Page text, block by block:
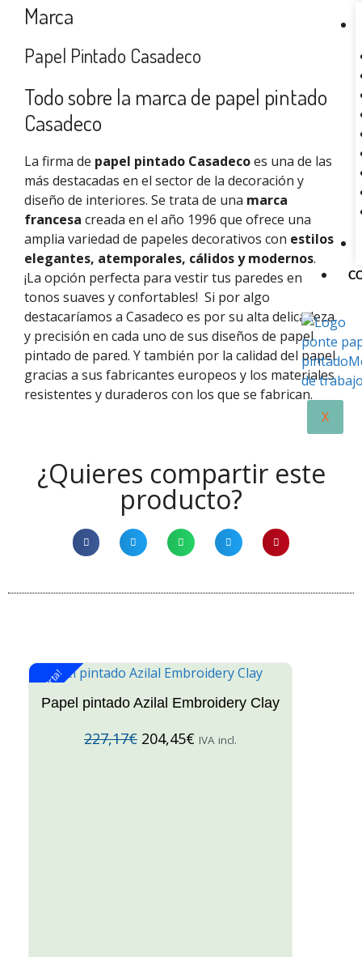
X
Marca
Papel Pintado Casadeco
Todo sobre la marca de papel pintado
Casadeco
La firma de papel pintado Casadecoes una de las
más destacadas en el sector de la decoración y
diseño de interiores. Se trata de una marca
francesa creada en el año 1996 que ofrece una
amplia variedad de papeles decorativos con estilos
elegantes, atemporales, cálidos y modernos.
¡La opción perfecta para vestir tus paredes en
tonos suaves y confortables! Si por algo
destacaríamos a Casadeco es por su alta delicadeza
y precisión en cada uno de sus diseños de papel
pintado de pared. Ytambién por la calidad del papel
gracias a sus fabricantes europeos y los materiales
resistentes y duraderos con los que se fabrican.
¿Quieres compartir este
producto?
¡Oferta!
Papel pintado Azilal Embroidery Clay
227,17€ 204,45€ IVA incl.